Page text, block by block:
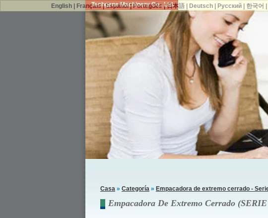
Techgene Machinery Co., Ltd.
Casa » Categoría » Empacadora de extremo cerrado -
Empacadora De Extremo Cerrado
English Français|Español|Português |日本語 Deutsch Русский 한국어